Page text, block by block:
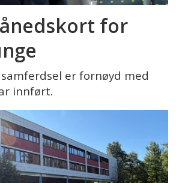
for
er fornøyd med
innført.